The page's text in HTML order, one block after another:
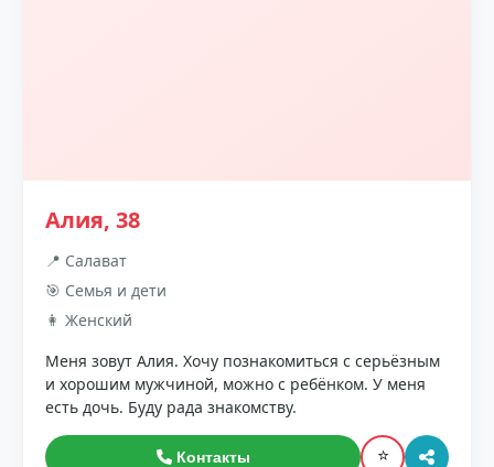
Алия, 38
📍 Салават
🎯 Семья и дети
👩 Женский
Меня зовут Алия. Хочу познакомиться с серьёзным
и хорошим мужчиной, можно с ребёнком. У меня
есть дочь. Буду рада знакомству.
Контакты ⭐